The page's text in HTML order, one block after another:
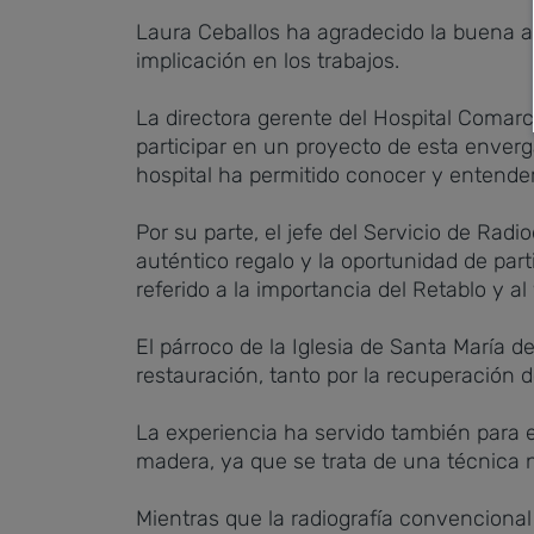
Laura Ceballos ha agradecido la buena
implicación en los trabajos.
La directora gerente del Hospital
participar en un proyecto de esta
hospital ha permitido conocer y
Por su parte, el jefe del Servicio de
auténtico regalo y la oportunidad de
referido a la importancia del Retablo y
El párroco de la Iglesia de Santa María
restauración, tanto por la recuperación
La experiencia ha servido también para
madera, ya que se trata de una técnica
Mientras que la radiografía